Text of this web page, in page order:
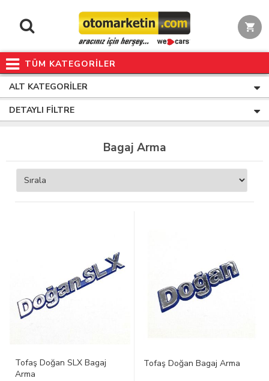
TÜM KATEGORİLER
ALT KATEGORILER
DETAYLI FILTRE
Bagaj Arma
Tofaş Doğan SLX Bagaj
Arma
Tofaş Doğan Bagaj Arma